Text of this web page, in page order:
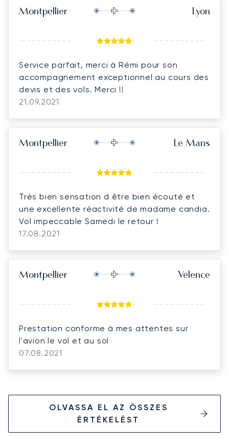
Montpellier Lyon
Service parfait, merci à Rémi pour son
accompagnement exceptionnel au cours des
devis et des vols. Merci !!
21.09.2021
Montpellier Le Mans
Très bien sensation d être bien écouté et
une excellente réactivité de madame candia.
Vol impeccable Samedi le retour !
17.08.2021
Montpellier Velence
Prestation conforme à mes attentes sur
l'avion le vol et au sol
07.08.2021
OLVASSA EL AZ ÖSSZES
ÉRTÉKELÉST